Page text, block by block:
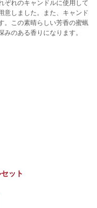
ぞれのキャンドルに使用して
意しました。また、キャンド
。この素晴らしい芳香の蜜蝋
のある香りになります。
ット